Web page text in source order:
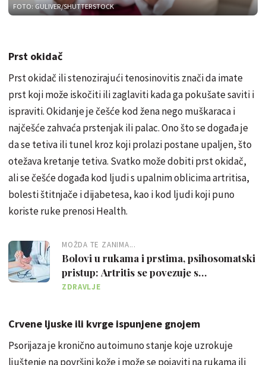
FOTO: GULIVER/SHUTTERSTOCK
Prst okidač
Prst okidač ili stenozirajući tenosinovitis znači da imate
prst koji može iskočiti ili zaglaviti kada ga pokušate saviti i
ispraviti. Okidanje je češće kod žena nego muškaraca i
najčešće zahvaća prstenjak ili palac. Ono što se događa je
da se tetiva ili tunel kroz koji prolazi postane upaljen, što
otežava kretanje tetiva. Svatko može dobiti prst okidač,
ali se češće događa kod ljudi s upalnim oblicima artritisa,
bolesti štitnjače i dijabetesa, kao i kod ljudi koji puno
koriste ruke prenosi Health.
MOŽDA TE ZANIMA...
Bolovi u rukama i prstima, psihosomatski
pristup: Artritis se povezuje s
kritiziranjem
ZDRAVLJE
Crvene ljuske ili kvrge ispunjene gnojem
Psorijaza je kronično autoimuno stanje koje uzrokuje
ljuštenje na površini kože i može se pojaviti na rukama ili